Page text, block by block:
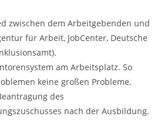
zwischen dem Arbeitgebenden und
für Arbeit, JobCenter, Deutsche
am Arbeitsplatz. So
keine großen Probleme.
des
nach der Ausbildung.